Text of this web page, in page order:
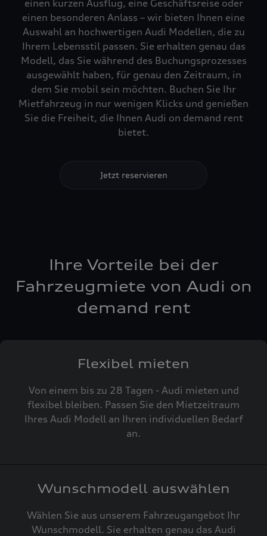
einen kurzen Ausflug, eine Geschäftsreise oder
einen besonderen Anlass – wir bieten Ihnen eine
Auswahl an hochwertigen Audi Modellen, die zu
Ihrem Lebensstil passen. Sie erhalten genau das
Modell, das Sie während des Buchungsprozesses
ausgewählt haben, für genau den Zeitraum, in
dem Sie mobil sein möchten. Buchen Sie Ihr
Mietfahrzeug in nur wenigen Klicks und genießen
Sie die Freiheit, die Ihnen Audi on demand rent
bietet.
Jetzt reservieren
Ihre Vorteile bei der
Fahrzeugmiete von Audi on
demand rent
Flexibel mieten
Von einem bis zu 28 Tagen - Audi mieten und
flexibel bleiben. Passen Sie den Mietzeitraum
Ihres Audi Modell an Ihren individuellen Bedarf
an.
Wunschmodell auswählen
Wählen Sie aus unserem Fahrzeugangebot Ihr
Wunschmodell. Sie erhalten genau das Audi